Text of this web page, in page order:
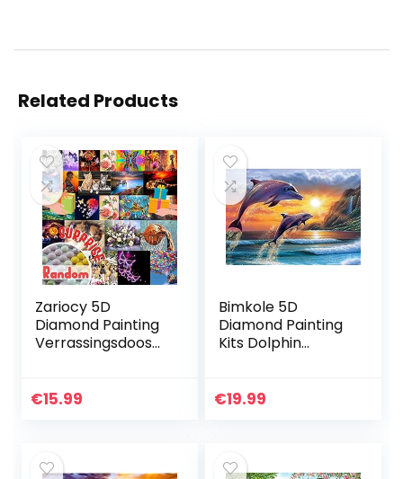
Related Products
Zariocy 5D
Diamond Painting
Verrassingsdoos
Diamant Schilderij
€15.99
Bimkole 5D
Diamond Painting
Kits Dolphin
Kit Full Ronde Boor
€19.99